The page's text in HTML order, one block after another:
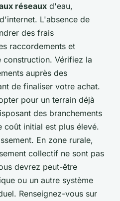
réseaux d'eau,
L'absence de
des frais
raccordements et
Vérifiez la
auprès des
de finaliser votre achat.
pour un terrain déjà
des branchements
coût initial est plus élevé.
En zone rurale,
collectif ne sont pas
devrez peut-être
ou un autre système
Renseignez-vous sur